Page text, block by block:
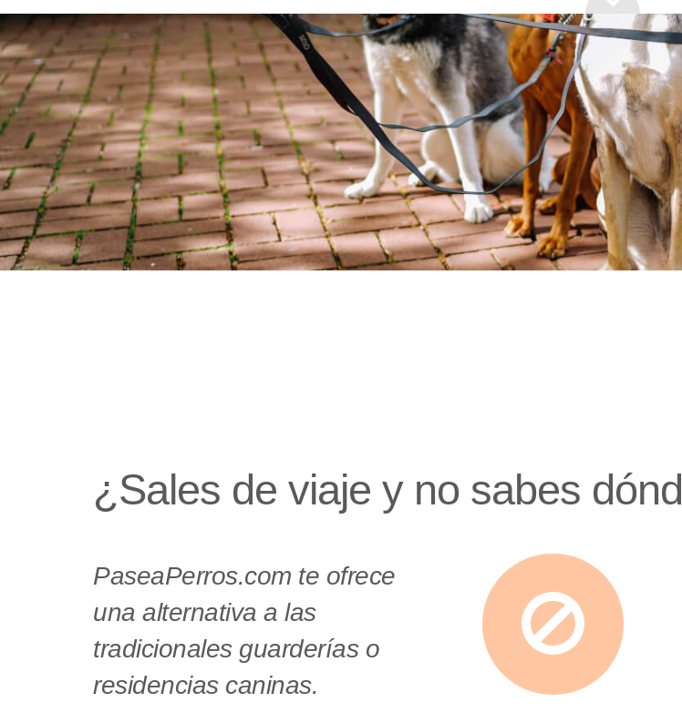
¿Sales de viaje y no sabes
PaseaPerros.com te ofrece
una alternativa a las
tradicionales guarderías o
residencias caninas.